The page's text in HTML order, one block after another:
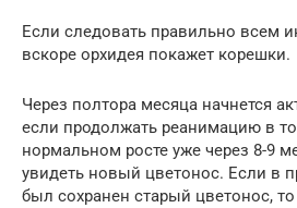
Если следовать правильно всем
вскоре орхидея покажет корешки.
Через полтора месяца начнется
если продолжать реанимацию в
нормальном росте уже через 8-9
увидеть новый цветонос. Если в
был сохранен старый цветонос,